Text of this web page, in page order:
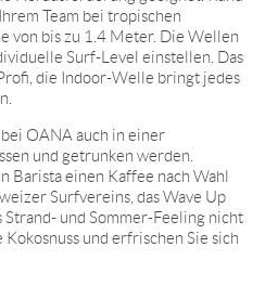
Team bei tropischen
von bis zu 1.4 Meter. Die Wellen
Surf-Level einstellen. Das
die Indoor-Welle bringt jedes
OANA auch in einer
und getrunken werden.
Barista einen Kaffee nach Wahl
Surfvereins, das Wave Up
Strand- und Sommer-Feeling nicht
und erfrischen Sie sich